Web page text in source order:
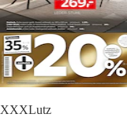
XXXLutz